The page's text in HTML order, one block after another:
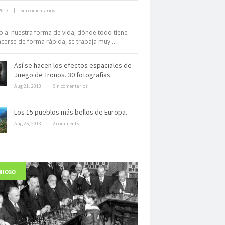
para triunfar en el comercio
electrónico
Dentro de un manicomio
Acutis, el beato incorrupto de
| Sin comentarios
a nuestra forma de vida, dónde todo tiene
de forma rápida, se trabaja muy ...
Así se hacen los efectos espaciales de
Juego de Tronos. 30 fotografías.
Aug 21, 2013 | Sin comentarios
Los 15 pueblos más bellos de Europa.
Aug 25, 2013 | 2 comments